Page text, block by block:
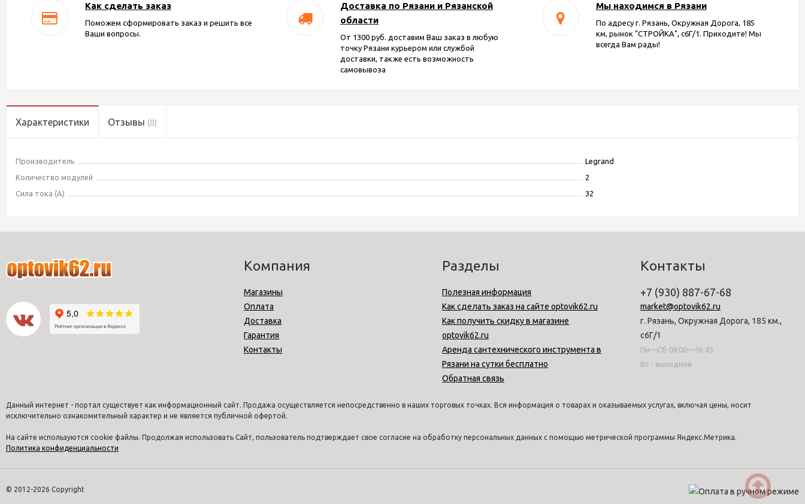
Как сделать заказ
Поможем сформировать заказ и решить все
Ваши вопросы.
Доставка по Рязани и Рязанской
области
От 1300 руб. доставим Ваш заказ в любую
точку Рязани курьером или службой
доставки, также есть возможность
самовывоза
Мы находимся в Рязани
По адресу г. Рязань, Окружная Дорога, 185
км, рынок "СТРОЙКА", с6Г/1. Приходите! Мы
всегда Вам рады!
Характеристики Отзывы (0)
Производитель
Legrand
Количество модулей
2
Сила тока (А)
32
Компания
Магазины
Оплата
Доставка
Гарантия
Контакты
Разделы
Полезная информация
Как сделать заказ на сайте optovik62.ru
Как получить скидку в магазине
optovik62.ru
Аренда сантехнического инструмента в
Рязани на сутки бесплатно
Обратная связь
Контакты
+7 (930) 887-67-68
market@optovik62.ru
г. Рязань, Окружная Дорога, 185 км.,
с6Г/1
Пн—Сб 08:00—16:45
Вс - выходной
Данный интернет - портал существует как информационный сайт. Продажа осуществляется непосредственно в наших торговых точках. Вся информация о товарах и оказываемых услугах, включая цены, носит
исключительно ознакомительный характер и не является публичной офертой.
На сайте используются cookie файлы. Продолжая использовать Сайт, пользователь подтверждает свое согласие на обработку персональных данных с помощью метрической программы Яндекс.Метрика.
Политика конфиденциальности
© 2012-2026 Copyright